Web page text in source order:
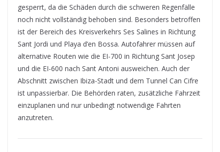
gesperrt, da die Schäden durch die schweren Regenfälle
noch nicht vollständig behoben sind. Besonders betroffen
ist der Bereich des Kreisverkehrs Ses Salines in Richtung
Sant Jordi und Playa d’en Bossa. Autofahrer müssen auf
alternative Routen wie die EI-700 in Richtung Sant Josep
und die EI-600 nach Sant Antoni ausweichen. Auch der
Abschnitt zwischen Ibiza-Stadt und dem Tunnel Can Cifre
ist unpassierbar. Die Behörden raten, zusätzliche Fahrzeit
einzuplanen und nur unbedingt notwendige Fahrten
anzutreten.